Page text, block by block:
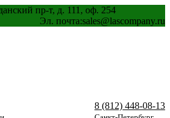
пр-т, д. 111, оф. 254
Эл. почта:sales@lascompany.ru
8 (812) 448-08-13